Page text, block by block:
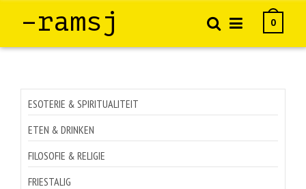
–ramsj 0
ESOTERIE & SPIRITUALITEIT
ETEN & DRINKEN
FILOSOFIE & RELIGIE
FRIESTALIG